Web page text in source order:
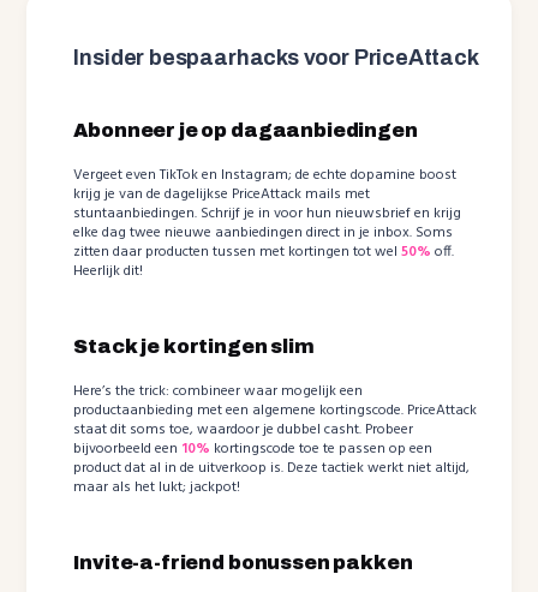
Insider bespaarhacks voor PriceAttack
Abonneer je op dagaanbiedingen
Vergeet even TikTok en Instagram; de echte dopamine boost
krijg je van de dagelijkse PriceAttack mails met
stuntaanbiedingen. Schrijf je in voor hun nieuwsbrief en krijg
elke dag twee nieuwe aanbiedingen direct in je inbox. Soms
zitten daar producten tussen met kortingen tot wel50% off.
Heerlijk dit!
Stack je kortingen slim
Here’s the trick: combineer waar mogelijk een
productaanbieding met een algemene kortingscode. PriceAttack
staat dit soms toe, waardoor je dubbel casht. Probeer
bijvoorbeeld een 10% kortingscode toe te passen op een
product dat al in de uitverkoop is. Deze tactiek werkt niet altijd,
maar als het lukt; jackpot!
Invite-a-friend bonussen pakken